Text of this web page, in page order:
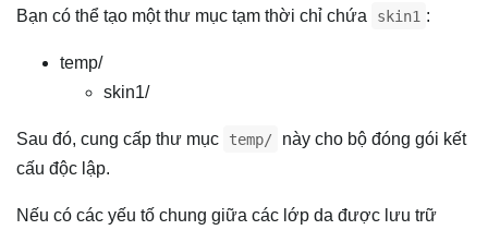
Bạn có thể tạo một thư mục tạm thời chỉ chứa skin1 :
temp/
skin1/
Sau đó, cung cấp thư mục temp/
này cho bộ đóng gói kết
cấu độc lập.
Nếu có các yếu tố chung giữa các lớp da được lưu trữ